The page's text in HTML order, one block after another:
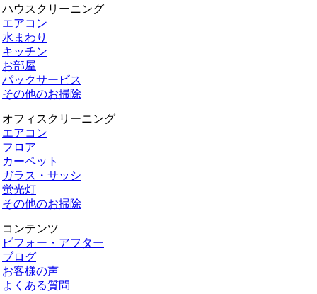
ハウスクリーニング
エアコン
水まわり
キッチン
お部屋
パックサービス
その他のお掃除
オフィスクリーニング
エアコン
フロア
カーペット
ガラス・サッシ
蛍光灯
その他のお掃除
コンテンツ
ビフォー・アフター
ブログ
お客様の声
よくある質問